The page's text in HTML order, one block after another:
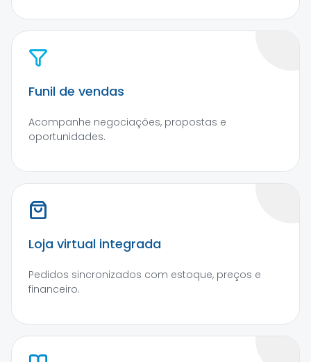
Funil de vendas
Acompanhe negociações, propostas e
oportunidades.
Loja virtual integrada
Pedidos sincronizados com estoque, preços e
financeiro.